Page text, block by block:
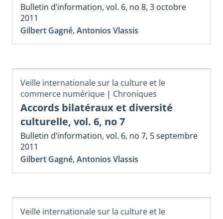
Bulletin d’information, vol. 6, no 8, 3 octobre
2011
Gilbert Gagné, Antonios Vlassis
Veille internationale sur la culture et le
commerce numérique | Chroniques
Accords bilatéraux et diversité
culturelle, vol. 6, no 7
Bulletin d’information, vol. 6, no 7, 5 septembre
2011
Gilbert Gagné, Antonios Vlassis
Veille internationale sur la culture et le